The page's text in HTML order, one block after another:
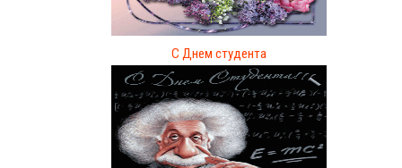
C Днем студента